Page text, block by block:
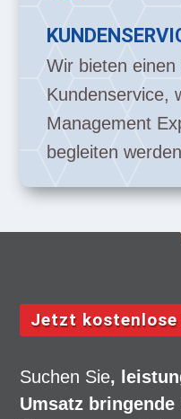
Wir bieten
Kundenservice,
Management
begleiten
Jetzt kostenlose
Suchen Sie,
Umsatz bringende